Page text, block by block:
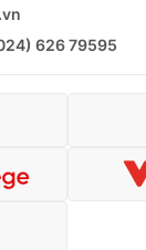
626 79595